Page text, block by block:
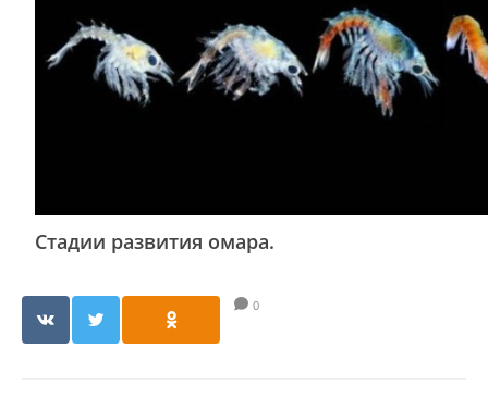
Стадии развития омара.
0